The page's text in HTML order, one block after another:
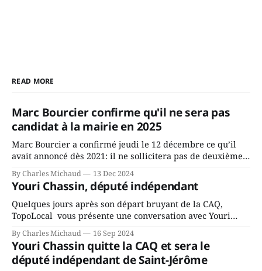
READ MORE
Marc Bourcier confirme qu'il ne sera pas
candidat à la mairie en 2025
Marc Bourcier a confirmé jeudi le 12 décembre ce qu’il
avait annoncé dès 2021: il ne sollicitera pas de deuxième
mandat à titre de maire de Saint-Jérôme. Bourcier en a
fait l’annonce en s’adressant aux employés de la ville,
rassemblés en soirée pour leur traditionnel souper
By Charles Michaud 13 Dec 2024
Youri Chassin, député indépendant
Quelques jours après son départ bruyant de la CAQ,
TopoLocal vous présente une conversation avec Youri
Chassin. Nous avons causé de sa décision. Y songeait-il
depuis longtemps? Sera-t-il candidat indépendant dans 2
ans? Joindrait-il un autre parti, par exemple les
conservateurs d’Éric Duhaime? Que lui
By Charles Michaud 16 Sep 2024
Youri Chassin quitte la CAQ et sera le
député indépendant de Saint-Jérôme